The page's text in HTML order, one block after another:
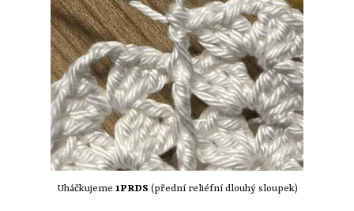
Uháčkujeme 1PRDS (přední reliéfní dlouhý sloupek)